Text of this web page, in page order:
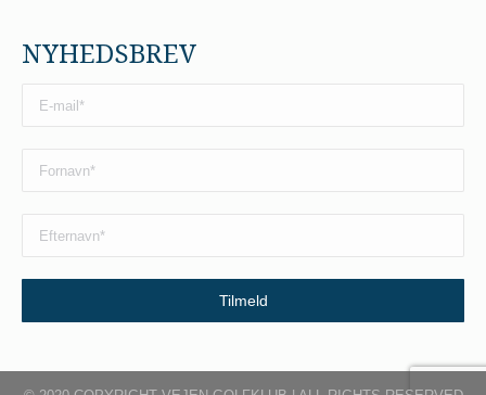
NYHEDSBREV